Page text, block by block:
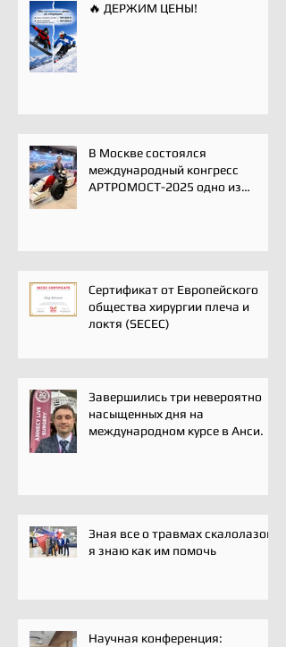
🔥 ДЕРЖИМ ЦЕНЫ!
В Москве состоялся
международный конгресс
АРТРОМОСТ-2025 одно из
реабилитации
Сертификат от Европейского
общества хирургии плеча и
локтя (SECEC)
Завершились три невероятно
насыщенных дня на
международном курсе в Анси.
Зная все о травмах скалолазов,
я знаю как им помочь
Научная конференция: